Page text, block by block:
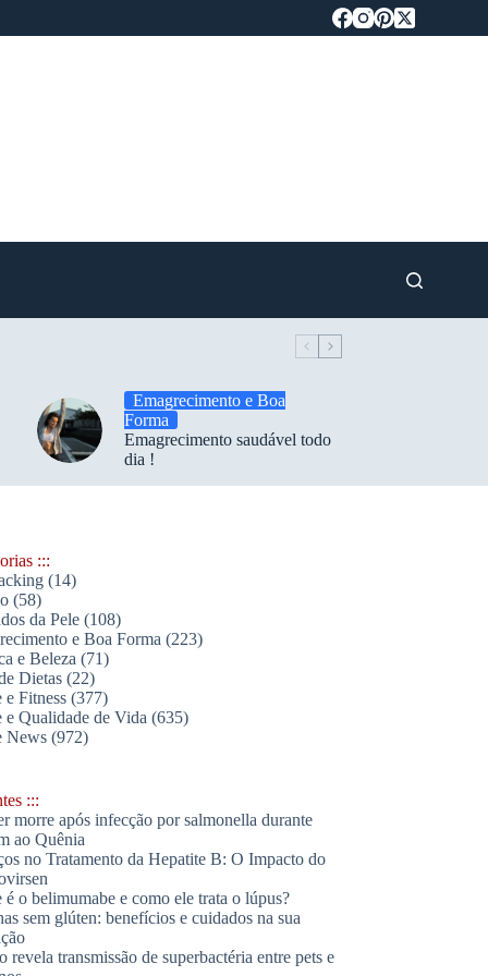
Emagrecimento e Boa
Forma
Emagrecimento saudável todo
dia !
:::
(14)
(58)
da Pele(108)
e Boa Forma (223)
e Beleza (71)
Dietas(22)
e Fitness(377)
e Qualidade de Vida (635)
News(972)
:::
morre após infecção por salmonella durante
ao Quênia
no Tratamento da Hepatite B: O Impacto do
é o belimumabe e como ele trata o lúpus?
sem glúten: benefícios e cuidados na sua
revela transmissão de superbactéria entre pets e